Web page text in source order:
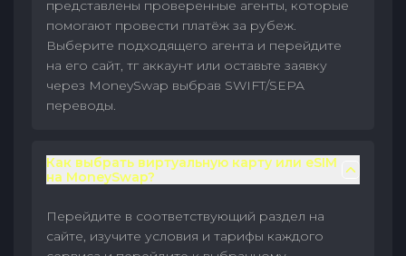
представлены проверенные агенты, которые
помогают провести платёж за рубеж.
Выберите подходящего агента и перейдите
на его сайт, тг аккаунт или оставьте заявку
через MoneySwap выбрав SWIFT/SEPA
переводы.
Как выбрать виртуальную карту или eSIM
на MoneySwap?
Перейдите в соответствующий раздел на
сайте, изучите условия и тарифы каждого